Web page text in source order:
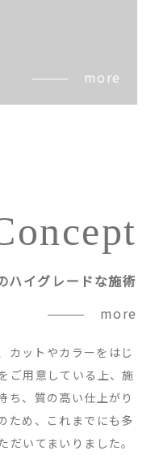
more
ハイグレードな施術
more
カットやカラーをはじ
ご用意している上、施
ち、質の高い仕上がり
ため、これまでにも多
だいてまいりました。